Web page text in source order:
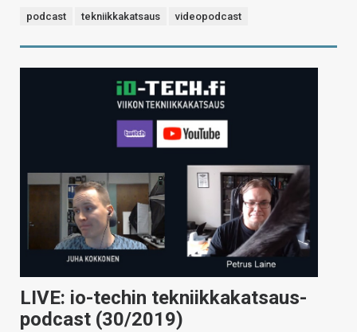
podcast tekniikkakatsaus videopodcast
LIVE: io-techin tekniikkakatsaus-
podcast (30/2019)